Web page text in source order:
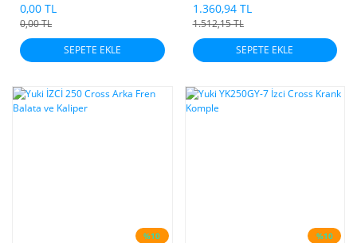
0,00 TL
0,00 TL
SEPETE EKLE
1.360,94 TL
1.512,15 TL
SEPETE EKLE
%10 %10